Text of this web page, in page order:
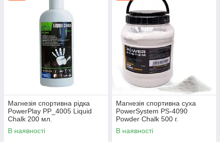
Магнезія спортивна рідка
PowerPlay PP_4005 Liquid
Chalk 200 мл.
В наявності
Магнезія спортивна суха
PowerSystem PS-4090
Powder Chalk 500 г.
В наявності